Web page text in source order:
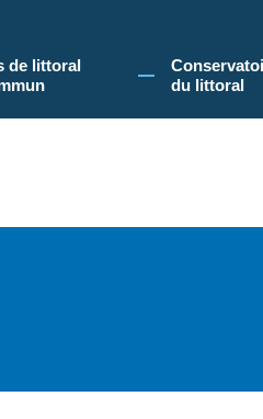
le site du Conservatoire du littoral,
de littoral
du littoral